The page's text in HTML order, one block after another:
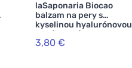
laSaponaria Biocao
balzam na pery s
kyselinou hyalurónovou
BIO (5,7 ml)
3,80 €